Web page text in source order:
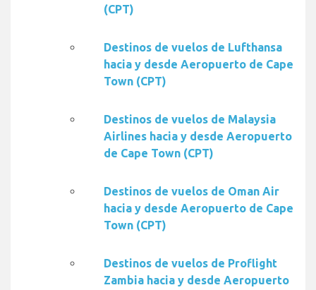
(CPT)
Destinos de vuelos de Lufthansa
hacia y desde Aeropuerto de Cape
Town (CPT)
Destinos de vuelos de Malaysia
Airlines hacia y desde Aeropuerto
de Cape Town (CPT)
Destinos de vuelos de Oman Air
hacia y desde Aeropuerto de Cape
Town (CPT)
Destinos de vuelos de Proflight
Zambia hacia y desde Aeropuerto